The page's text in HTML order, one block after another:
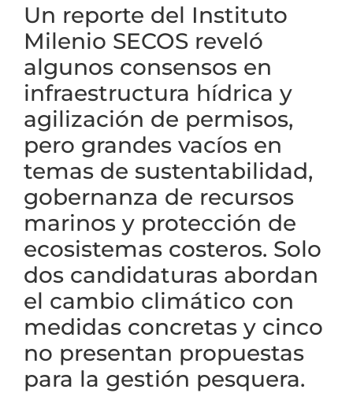
Un reporte del Instituto
Milenio SECOS reveló
algunos consensos en
infraestructura hídrica y
agilización de permisos,
pero grandes vacíos en
temas de sustentabilidad,
gobernanza de recursos
marinos y protección de
ecosistemas costeros. Solo
dos candidaturas abordan
el cambio climático con
medidas concretas y cinco
no presentan propuestas
para la gestión pesquera.